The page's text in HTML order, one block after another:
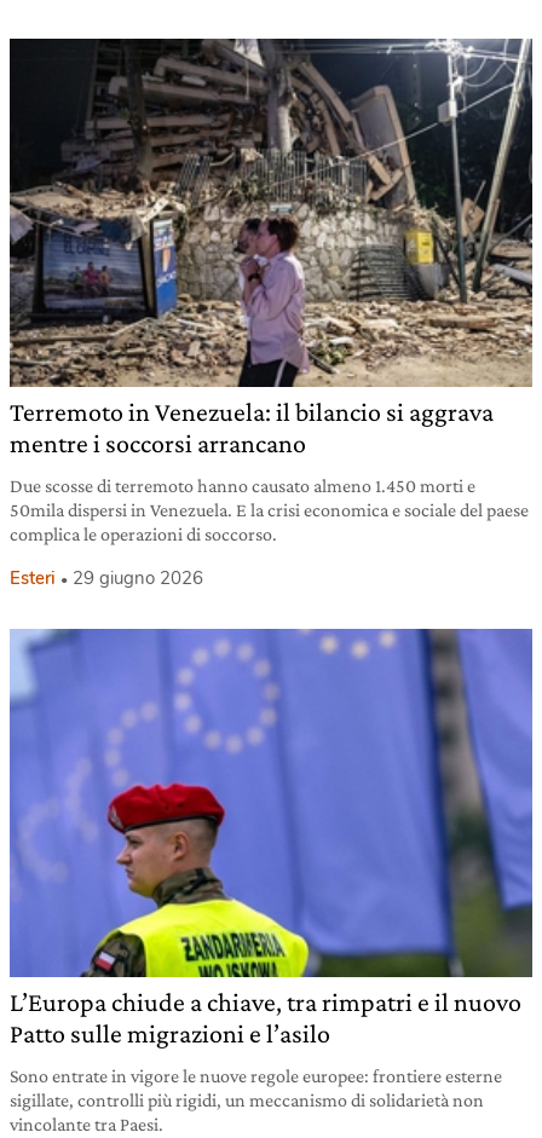
Terremoto in Venezuela: il bilancio si aggrava
mentre i soccorsi arrancano
Due scosse di terremoto hanno causato almeno 1.450 morti e
50mila dispersi in Venezuela. E la crisi economica e sociale del paese
complica le operazioni di soccorso.
Esteri 29 giugno 2026
L’Europa chiude a chiave, tra rimpatri e il nuovo
Patto sulle migrazioni e l’asilo
Sono entrate in vigore le nuove regole europee: frontiere esterne
sigillate, controlli più rigidi, un meccanismo di solidarietà non
vincolante tra Paesi.